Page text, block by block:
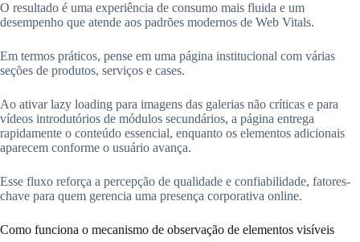
O resultado é uma experiência de consumo mais fluida e um
desempenho que atende aos padrões modernos de Web Vitals.
Em termos práticos, pense em uma página institucional com várias
seções de produtos, serviços e cases.
Ao ativar lazy loading para imagens das galerias não críticas e para
vídeos introdutórios de módulos secundários, a página entrega
rapidamente o conteúdo essencial, enquanto os elementos adicionais
aparecem conforme o usuário avança.
Esse fluxo reforça a percepção de qualidade e confiabilidade, fatores-
chave para quem gerencia uma presença corporativa online.
Como funciona o mecanismo de observação de elementos visíveis